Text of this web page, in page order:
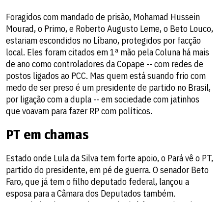
Foragidos com mandado de prisão, Mohamad Hussein
Mourad, o Primo, e Roberto Augusto Leme, o Beto Louco,
estariam escondidos no Líbano, protegidos por facção
local. Eles foram citados em 1ª mão pela Coluna há mais
de ano como controladores da Copape -- com redes de
postos ligados ao PCC. Mas quem está suando frio com
medo de ser preso é um presidente de partido no Brasil,
por ligação com a dupla -- em sociedade com jatinhos
que voavam para fazer RP com políticos.
PT em chamas
Estado onde Lula da Silva tem forte apoio, o Pará vê o PT,
partido do presidente, em pé de guerra. O senador Beto
Faro, que já tem o filho deputado federal, lançou a
esposa para a Câmara dos Deputados também.